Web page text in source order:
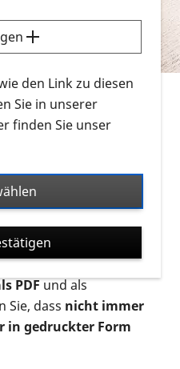
nach Infonmaterial
bzw. herunterladen
dieErklärvideos zum
PRO RETINA-Website
Menschen an.
Infomaterial
um ausschließlich
Audios oder Videos zu
Broschüren werden in
zur
gedruckte Variante
PDFund als
Sie, dass nicht immer
in gedruckter Form
den Link zu diesen
Sie in unserer
finden Sie unser